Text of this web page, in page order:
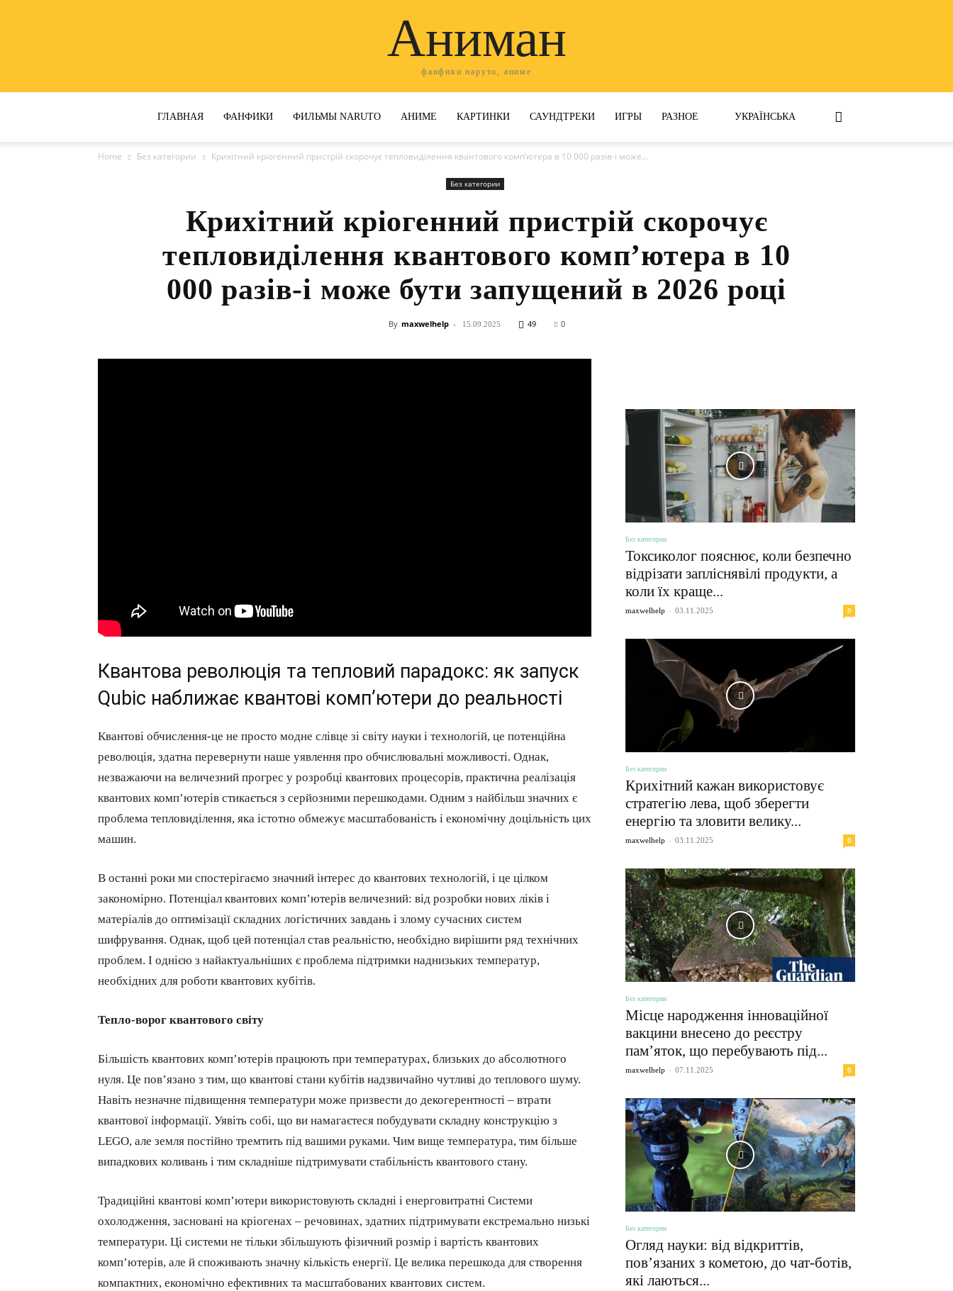
Аниман
фанфики наруто, аниме
ГЛАВНАЯ ФАНФИКИ ФИЛЬМЫ NARUTO АНИМЕ КАРТИНКИ САУНДТРЕКИ ИГРЫ РАЗНОЕ УКРАЇНСЬКА
Home Без категории Крихітний кріогенний пристрій скорочує тепловиділення квантового комп’ютера в 10 000 разів-і може...
Без категории
Крихітний кріогенний пристрій скорочує
тепловиділення квантового комп’ютера в 10
000 разів-і може бути запущений в 2026 році
By maxwelhelp - 15.09.2025 49 0
Квантова революція та тепловий парадокс: як запуск
Qubic наближає квантові комп’ютери до реальності
Квантові обчислення-це не просто модне слівце зі світу науки і технологій, це потенційна
революція, здатна перевернути наше уявлення про обчислювальні можливості. Однак,
незважаючи на величезний прогрес у розробці квантових процесорів, практична реалізація
квантових комп’ютерів стикається з серйозними перешкодами. Одним з найбільш значних є
проблема тепловиділення, яка істотно обмежує масштабованість і економічну доцільність цих
машин.
В останні роки ми спостерігаємо значний інтерес до квантових технологій, і це цілком
закономірно. Потенціал квантових комп’ютерів величезний: від розробки нових ліків і
матеріалів до оптимізації складних логістичних завдань і злому сучасних систем
шифрування. Однак, щоб цей потенціал став реальністю, необхідно вирішити ряд технічних
проблем. І однією з найактуальніших є проблема підтримки наднизьких температур,
необхідних для роботи квантових кубітів.
Тепло-ворог квантового світу
Більшість квантових комп’ютерів працюють при температурах, близьких до абсолютного
нуля. Це пов’язано з тим, що квантові стани кубітів надзвичайно чутливі до теплового шуму.
Навіть незначне підвищення температури може призвести до декогерентності – втрати
квантової інформації. Уявіть собі, що ви намагаєтеся побудувати складну конструкцію з
LEGO, але земля постійно тремтить під вашими руками. Чим вище температура, тим більше
випадкових коливань і тим складніше підтримувати стабільність квантового стану.
Традиційні квантові комп’ютери використовують складні і енерговитратні Системи
охолодження, засновані на кріогенах – речовинах, здатних підтримувати екстремально низькі
температури. Ці системи не тільки збільшують фізичний розмір і вартість квантових
комп’ютерів, але й споживають значну кількість енергії. Це велика перешкода для створення
компактних, економічно ефективних та масштабованих квантових систем.
Без категории
Токсиколог пояснює, коли безпечно
відрізати запліснявілі продукти, а
коли їх краще...
maxwelhelp - 03.11.2025 0
Без категории
Крихітний кажан використовує
стратегію лева, щоб зберегти
енергію та зловити велику...
maxwelhelp - 03.11.2025 0
Без категории
Місце народження інноваційної
вакцини внесено до реєстру
пам’яток, що перебувають під...
maxwelhelp - 07.11.2025 0
Без категории
Огляд науки: від відкриттів,
пов’язаних з кометою, до чат-ботів,
які лаються...